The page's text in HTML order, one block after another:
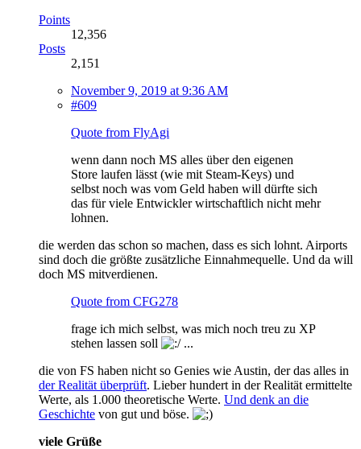
Points
12,356
Posts
2,151
November 9, 2019 at 9:36 AM
#609
Quote from FlyAgi
wenn dann noch MS alles über den eigenen
Store laufen lässt (wie mit Steam-Keys) und
selbst noch was vom Geld haben will dürfte sich
das für viele Entwickler wirtschaftlich nicht mehr
lohnen.
die werden das schon so machen, dass es sich lohnt. Airports
sind doch die größte zusätzliche Einnahmequelle. Und da will
doch MS mitverdienen.
Quote from CFG278
frage ich mich selbst, was mich noch treu zu XP
stehen lassen soll
...
die von FS haben nicht so Genies wie Austin, der das alles in
der Realität überprüft. Lieber hundert in der Realität ermittelte
Werte, als 1.000 theoretische Werte. Und denk an die
Geschichte von gut und böse.
viele Grüße